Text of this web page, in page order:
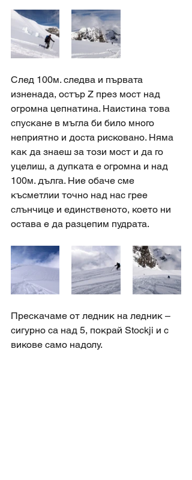
След 100м. следва и първата
изненада, остър Z през мост над
огромна цепнатина. Наистина това
спускане в мъгла би било много
неприятно и доста рисковано. Няма
как да знаеш за този мост и да го
уцелиш, а дупката е огромна и над
100м. дълга. Ние обаче сме
късметлии точно над нас грее
слънчице и единственото, което ни
остава е да разцепим пудрата.
Прескачаме от ледник на ледник –
сигурно са над 5, покрай Stockji и с
викове само надолу.